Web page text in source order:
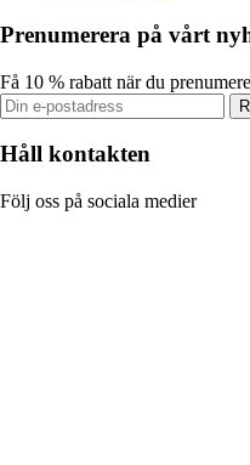
Prenumerera på vårt
Få 10 % rabatt när du
Håll kontakten
Följ oss på sociala medier